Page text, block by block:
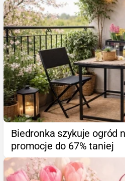
Biedronka szykuje ogród
promocje do 67% taniej